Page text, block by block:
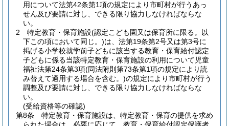
用について法第42条第1項の規定により市町村が行うあっ
せん及び要請に対し、できる限り協力しなければならな
い。
2
特定教育・保育施設(認定こども園又は保育所に限る。以
下この項において同じ。)は、法第19条第2号又は第3号に
掲げる小学校就学前子どもに該当する教育・保育給付認定
子どもに係る当該特定教育・保育施設の利用について児童
福祉法第24条第3項(同法附則第73条第1項の規定により読
み替えて適用する場合を含む。)の規定により市町村が行う
調整及び要請に対し、できる限り協力しなければならな
い。
(受給資格等の確認)
第8条
特定教育・保育施設は、特定教育・保育の提供を求め